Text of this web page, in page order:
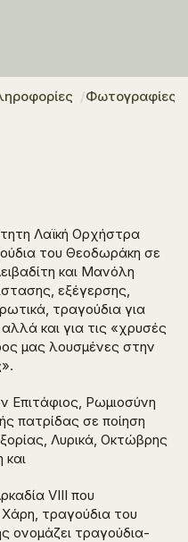
Φωτογραφίες
Λαϊκή Ορχήστρα
του Θεοδωράκη σε
και Μανόλη
εξέγερσης,
τραγούδια για
και για τις «χρυσές
μας λουσμένες στην
Επιτάφιος, Ρωμιοσύνη
πατρίδας σε ποίηση
Λυρικά, Οκτώβρης
και
VIIΙ που
Χάρη, τραγούδια του
ονομάζει τραγούδια-